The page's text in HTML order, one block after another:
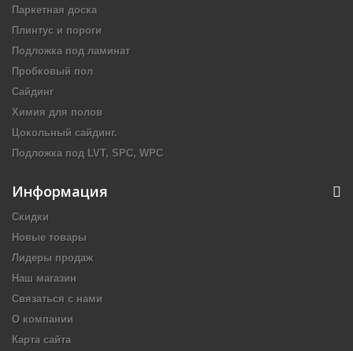
Паркетная доска
Плинтус и пороги
Подложка под ламинат
Пробковый пол
Сайдинг
Химия для полов
Цокольный сайдинг.
Подложка под LVT, SPC, WPC
Информация
Скидки
Новые товары
Лидеры продаж
Наш магазин
Связаться с нами
О компании
Карта сайта